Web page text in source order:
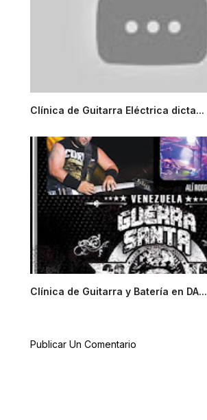
Clínica de Guitarra Eléctrica dicta...
Clínica de Guitarra y Batería en DA...
Publicar Un Comentario